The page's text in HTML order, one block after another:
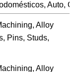
Auto,